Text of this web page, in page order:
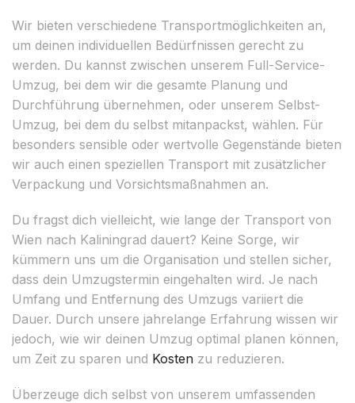
Wir bieten verschiedene Transportmöglichkeiten an,
um deinen individuellen Bedürfnissen gerecht zu
werden. Du kannst zwischen unserem Full-Service-
Umzug, bei dem wir die gesamte Planung und
Durchführung übernehmen, oder unserem Selbst-
Umzug, bei dem du selbst mitanpackst, wählen. Für
besonders sensible oder wertvolle Gegenstände bieten
wir auch einen speziellen Transport mit zusätzlicher
Verpackung und Vorsichtsmaßnahmen an.
Du fragst dich vielleicht, wie lange der Transport von
Wien nach Kaliningrad dauert? Keine Sorge, wir
kümmern uns um die Organisation und stellen sicher,
dass dein Umzugstermin eingehalten wird. Je nach
Umfang und Entfernung des Umzugs variiert die
Dauer. Durch unsere jahrelange Erfahrung wissen wir
jedoch, wie wir deinen Umzug optimal planen können,
um Zeit zu sparen und Kosten zu reduzieren.
Überzeuge dich selbst von unserem umfassenden